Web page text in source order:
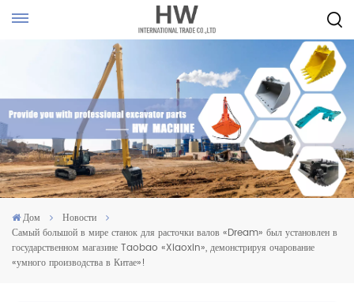
Дом
Новости
Самый большой в мире станок для расточки валов «Dream» был установлен в
государственном магазине Taobao «Xiaoxin», демонстрируя очарование
«умного производства в Китае»!